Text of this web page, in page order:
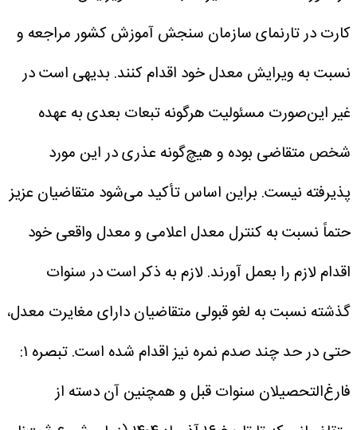
کارت در تارنمای سازمان سنجش آموزش کشور مراجعه و
نسبت به ویرایش معدل خود اقدام کنند. بدیهی است در
غیر این‌صورت مسئولیت هرگونه تبعات بعدی به عهده
شخص متقاضی بوده و هیچ‌گونه عذری در این مورد
پذیرفته نیست. براین اساس تأکید می‌شود متقاضیان عزیز
حتماً نسبت به کنترل معدل اعلامی و معدل واقعی خود
اقدام لازم را بعمل آورند. لازم به ذکر است در سنوات
گذشته نسبت به لغو قبولی متقاضیان دارای مغایرت معدل،
حتی در حد چند صدم نمره نیز اقدام شده است.
تبصره ‌۱:
فارغ‌التحصیلان سنوات قبل و همچنین آن دسته از